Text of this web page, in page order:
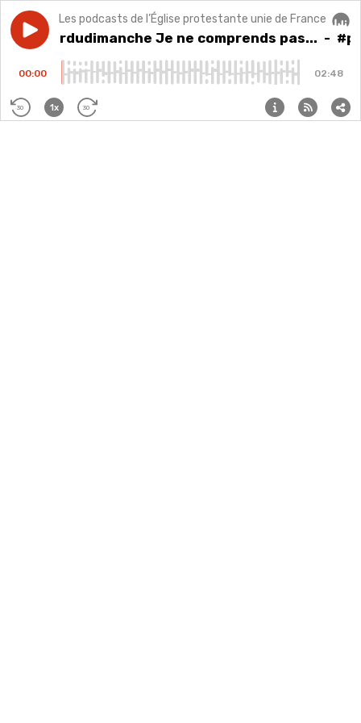
Play episode#pasteurdudimanche Je ne comprends pas...
Les podcasts de l’Église protestante unie de France
Je ne comprends pas... -
00:00 02:48
30 1x 30